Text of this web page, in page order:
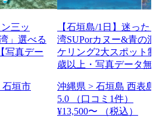
三ッ
」選べる
写真デー
石垣市
【石垣島/1日】迷った
湾SUPorカヌー&青の
ケリング2大スポット
歳以上・写真データ無
沖縄県 > 石垣島 西表
5.0
（口コミ1件）
¥13,500〜
（税込）